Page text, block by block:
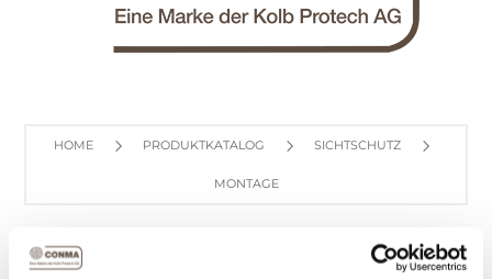
HOME PRODUKTKATALOG SICHTSCHUTZ
MONTAGE